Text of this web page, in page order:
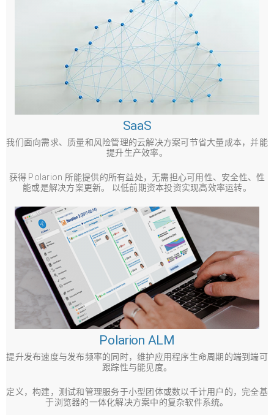
SaaS
我们面向需求、质量和风险管理的云解决方案可节省大量成本，并能
提升生产效率。
获得 Polarion 所能提供的所有益处，无需担心可用性、安全性、性
能或是解决方案更新。 以低前期资本投资实现高效率运转。
Polarion ALM
提升发布速度与发布频率的同时，维护应用程序生命周期的端到端可
跟踪性与能见度。
定义，构建，测试和管理服务于小型团体或数以千计用户的，完全基
于浏览器的一体化解决方案中的复杂软件系统。